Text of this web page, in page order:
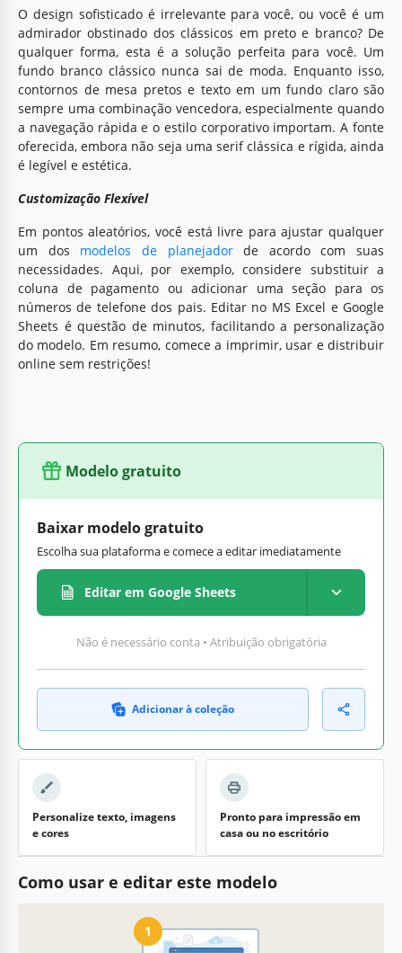
O design sofisticado é irrelevante para você, ou você é um
admirador obstinado dos clássicos em preto e branco? De
qualquer forma, esta é a solução perfeita para você. Um
fundo branco clássico nunca sai de moda. Enquanto isso,
contornos de mesa pretos e texto em um fundo claro são
sempre uma combinação vencedora, especialmente quando
a navegação rápida e o estilo corporativo importam. A fonte
oferecida, embora não seja uma serif clássica e rígida, ainda
é legível e estética.
Customização Flexível
Em pontos aleatórios, você está livre para ajustar qualquer
um dos modelos de planejadorde acordo com suas
necessidades. Aqui, por exemplo, considere substituir a
coluna de pagamento ou adicionar uma seção para os
números de telefone dos pais. Editar no MS Excel e Google
Sheets é questão de minutos, facilitando a personalização
do modelo. Em resumo, comece a imprimir, usar e distribuir
online sem restrições!
Modelo gratuito
Baixar modelo gratuito
Escolha sua plataforma e comece a editar imediatamente
Editar em Google Sheets
Não é necessário conta • Atribuição obrigatória
Adicionar à coleção
Personalize texto, imagens
e cores
Pronto para impressão em
casa ou no escritório
Como usar e editar este modelo
1